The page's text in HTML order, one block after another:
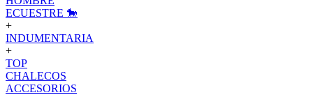
ECUESTRE 🐎
+
INDUMENTARIA
+
TOP
CHALECOS
ACCESORIOS